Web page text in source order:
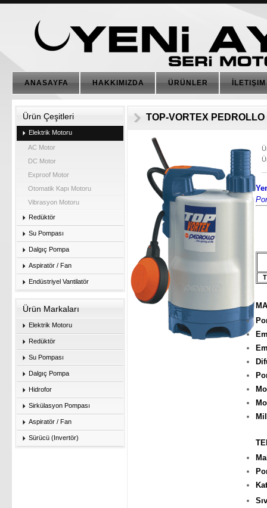
ANASAYFA HAKKIMIZDA ÜRÜNLER İLETIŞIM
Ürün Çeşitleri
Elektrik Motoru
AC Motor
DC Motor
Exproof Motor
Otomatik Kapı Motoru
Vibrasyon Motoru
Redüktör
Su Pompası
Dalgıç Pompa
Aspiratör / Fan
Endüstriyel Vantilatör
Ürün Markaları
Elektrik Motoru
Redüktör
Su Pompası
Dalgıç Pompa
Hidrofor
Sirkülasyon Pompası
Aspiratör / Fan
Sürücü (Invertör)
TOP-VORTEX